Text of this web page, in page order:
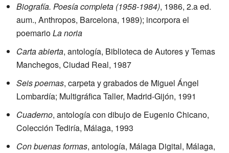
Biografía. Poesía completa (1958-1984), 1986, 2.a ed.
aum., Anthropos, Barcelona, 1989); incorpora el
poemarioLa noria
Carta abierta, antología, Biblioteca de Autores y Temas
Manchegos, Ciudad Real, 1987
Seis poemas, carpeta y grabados de Miguel Ángel
Lombardía; Multigráfica Taller, Madrid-Gijón, 1991
Cuaderno, antología con dibujo de Eugenio Chicano,
Colección Tediría, Málaga, 1993
Con buenas formas, antología, Málaga Digital, Málaga,